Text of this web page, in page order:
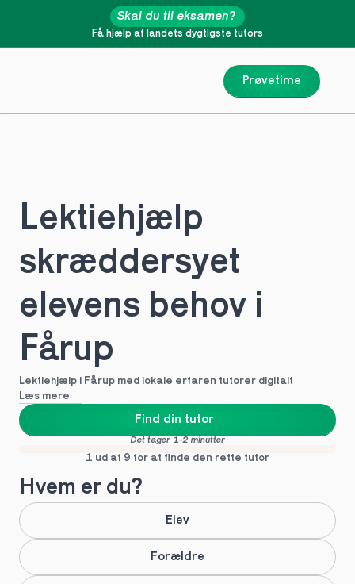
Prøvetime
Få hjælp af landets dygtigste tutors
Skal du til eksamen?
Lektiehjælp
skræddersyet
elevens behov i
Fårup
Lektiehjælp i Fårup med lokale erfaren tutorer digitalt
Læs mere
Find din tutor
Det tager 1-2 minutter
1 ud af 9 for at finde den rette tutor
Hvem er du?
Elev
Forældre